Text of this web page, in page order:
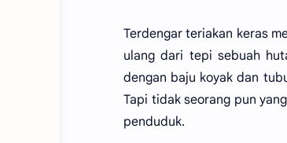
Terdengar teriakan keras
ulang dari tepi sebuah
dengan baju koyak dan
Tapi tidak seorang pun
penduduk.